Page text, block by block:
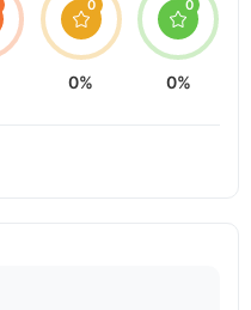
0
0%
0
0%